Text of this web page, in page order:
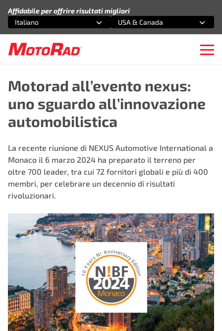
Affidabile per offrire risultati migliori
Seleziona un'opzione
Italiano
Seleziona un'opzione
USA & Canada
Motorad all’evento nexus:
uno sguardo all’innovazione
automobilistica
La recente riunione di NEXUS Automotive International a
Monaco il 6 marzo 2024 ha preparato il terreno per
oltre 700 leader, tra cui 72 fornitori globali e più di 400
membri, per celebrare un decennio di risultati
rivoluzionari.